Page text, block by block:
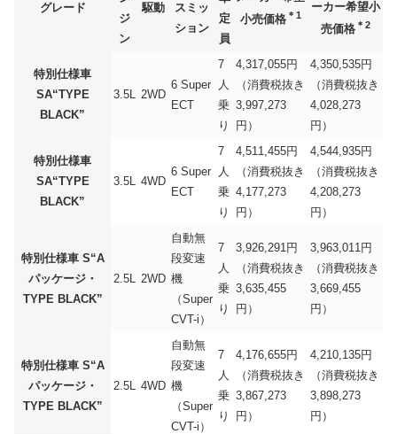
グレード
ジ
ン
駆動
スミッ
ション
定
員
小売価格 ＊1
ーカー希望小
売価格 ＊2
特別仕様車
SA“TYPE
BLACK”
3.5L 2WD
6 Super
ECT
7
人
乗
り
4,317,055円
（消費税抜き
3,997,273
円）
4,350,535円
（消費税抜き
4,028,273
円）
特別仕様車
SA“TYPE
BLACK”
3.5L 4WD
6 Super
ECT
7
人
乗
り
4,511,455円
（消費税抜き
4,177,273
円）
4,544,935円
（消費税抜き
4,208,273
円）
特別仕様車 S“A
パッケージ・
TYPE BLACK”
2.5L 2WD
自動無
段変速
機
（Super
CVT-i）
7
人
乗
り
3,926,291円
（消費税抜き
3,635,455
円）
3,963,011円
（消費税抜き
3,669,455
円）
特別仕様車 S“A
パッケージ・
TYPE BLACK”
2.5L 4WD
自動無
段変速
機
（Super
CVT-i）
7
人
乗
り
4,176,655円
（消費税抜き
3,867,273
円）
4,210,135円
（消費税抜き
3,898,273
円）